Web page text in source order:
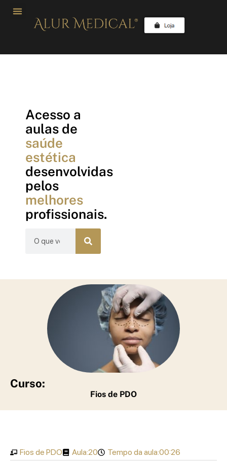
Acesso a
aulas de
saúde
estética
desenvolvidas
pelos
melhores
profissionais.
Curso:
Fios de PDO
Fios de PDO Aula:20 Tempo da aula:00:26